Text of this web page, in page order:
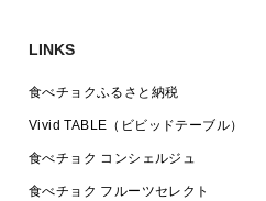
LINKS
食べチョクふるさと納税
Vivid TABLE（ビビッドテーブル）
食べチョク コンシェルジュ
食べチョク フルーツセレクト